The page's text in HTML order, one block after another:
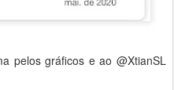
pelos gráficos e ao @XtianSL